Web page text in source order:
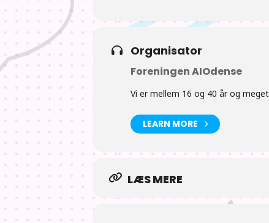
Organisator
Foreningen AIOdense
Vi er mellem 16 og 40 år og
LEARN MORE
LÆS MERE